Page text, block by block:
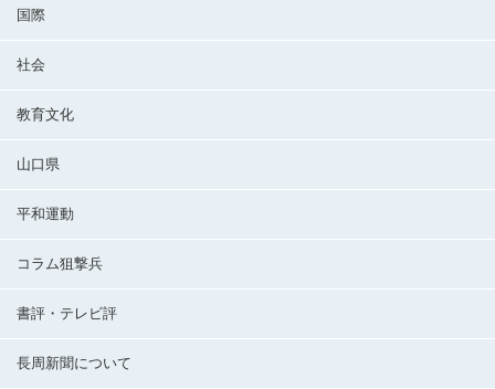
国際
社会
教育文化
山口県
平和運動
コラム狙撃兵
書評・テレビ評
長周新聞について